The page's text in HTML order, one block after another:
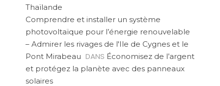
Thaïlande
Comprendre et installer un système
photovoltaïque pour l’énergie renouvelable
– Admirer les rivages de l'Ile de Cygnes et le
Pont Mirabeau DANS Économisez de l’argent
et protégez la planète avec des panneaux
solaires